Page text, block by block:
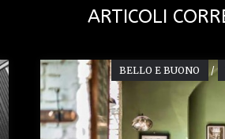
ARTICOLI
BELLO E BUONO /